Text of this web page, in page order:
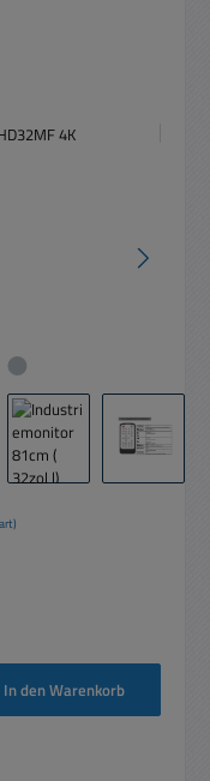
benutze die Schaltflächen um
In den Warenkorb